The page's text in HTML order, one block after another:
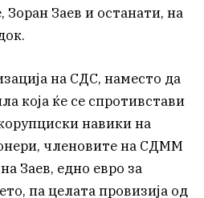
Заев и останати, на
на СДС, наместо да
која ќе се спротивстави
навики на
членовите на СДММ
Заев, едно евро за
па целата провизија од